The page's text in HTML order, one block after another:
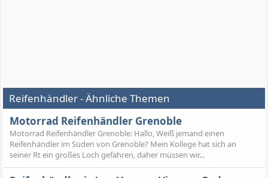
Reifenhändler - Ähnliche Themen
Motorrad Reifenhändler Grenoble
Motorrad Reifenhändler Grenoble: Hallo, Weiß jemand einen
Reifenhändler im Süden von Grenoble? Mein Kollege hat sich an
seiner Rt ein großes Loch gefahren, daher müssen wir...